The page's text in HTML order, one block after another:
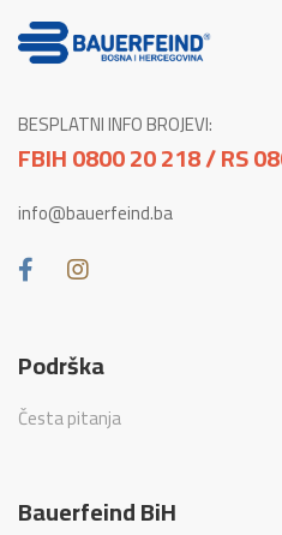
BESPLATNI INFO BROJEVI:
FBIH 0800 20 218 / RS
info@bauerfeind.ba
Podrška
Česta pitanja
Bauerfeind BiH